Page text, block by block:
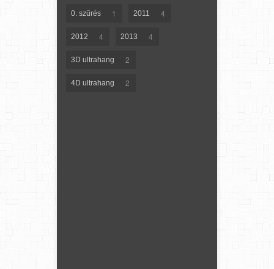
0. szűrés 1 2011 4
2012 4 2013 4
3D ultrahang 2
4D ultrahang 2